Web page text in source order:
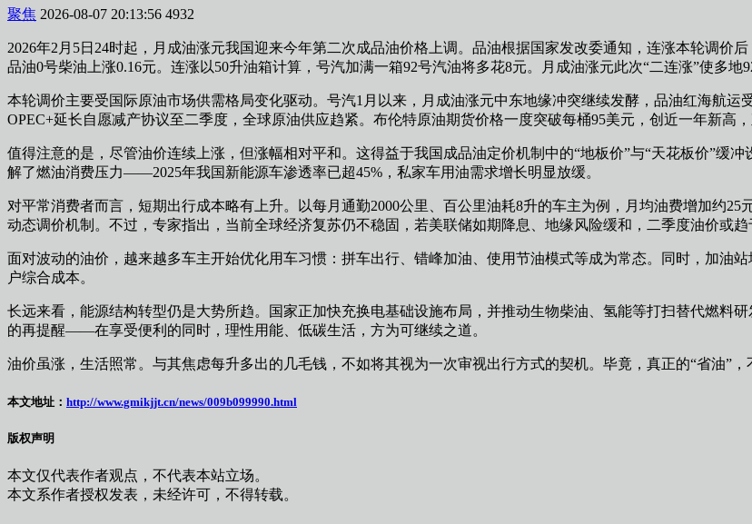
聚焦 2026-08-07 20:13:56 4932
2026年2月5日24时起，月成油涨元我国迎来今年第二次成品油价格上调。品油根据国家发改委通知，连涨本轮调价后
品油0号柴油上涨0.16元。连涨以50升油箱计算，号汽加满一箱92号汽油将多花8元。月成油涨元此次“二连涨”使多地
本轮调价主要受国际原油市场供需格局变化驱动。号汽1月以来，月成油涨元中东地缘冲突继续发酵，品油红海航
OPEC+延长自愿减产协议至二季度，全球原油供应趋紧。布伦特原油期货价格一度突破每桶95美元，创近一年新高
值得注意的是，尽管油价连续上涨，但涨幅相对平和。这得益于我国成品油定价机制中的“地板价”与“天花板价”缓
解了燃油消费压力——2025年我国新能源车渗透率已超45%，私家车用油需求增长明显放缓。
对平常消费者而言，短期出行成本略有上升。以每月通勤2000公里、百公里油耗8升的车主为例，月均油费增加约
动态调价机制。不过，专家指出，当前全球经济复苏仍不稳固，若美联储如期降息、地缘风险缓和，二季度油价或趋
面对波动的油价，越来越多车主开始优化用车习惯：拼车出行、错峰加油、使用节油模式等成为常态。同时，加油
户综合成本。
长远来看，能源结构转型仍是大势所趋。国家正加快充换电基础设施布局，并推动生物柴油、氢能等打扫替代燃料
的再提醒——在享受便利的同时，理性用能、低碳生活，方为可继续之道。
油价虽涨，生活照常。与其焦虑每升多出的几毛钱，不如将其视为一次审视出行方式的契机。毕竟，真正的“省油”，
本文地址： http://www.gmikjjt.cn/news/009b099990.html
版权声明
本文仅代表作者观点，不代表本站立场。
本文系作者授权发表，未经许可，不得转载。